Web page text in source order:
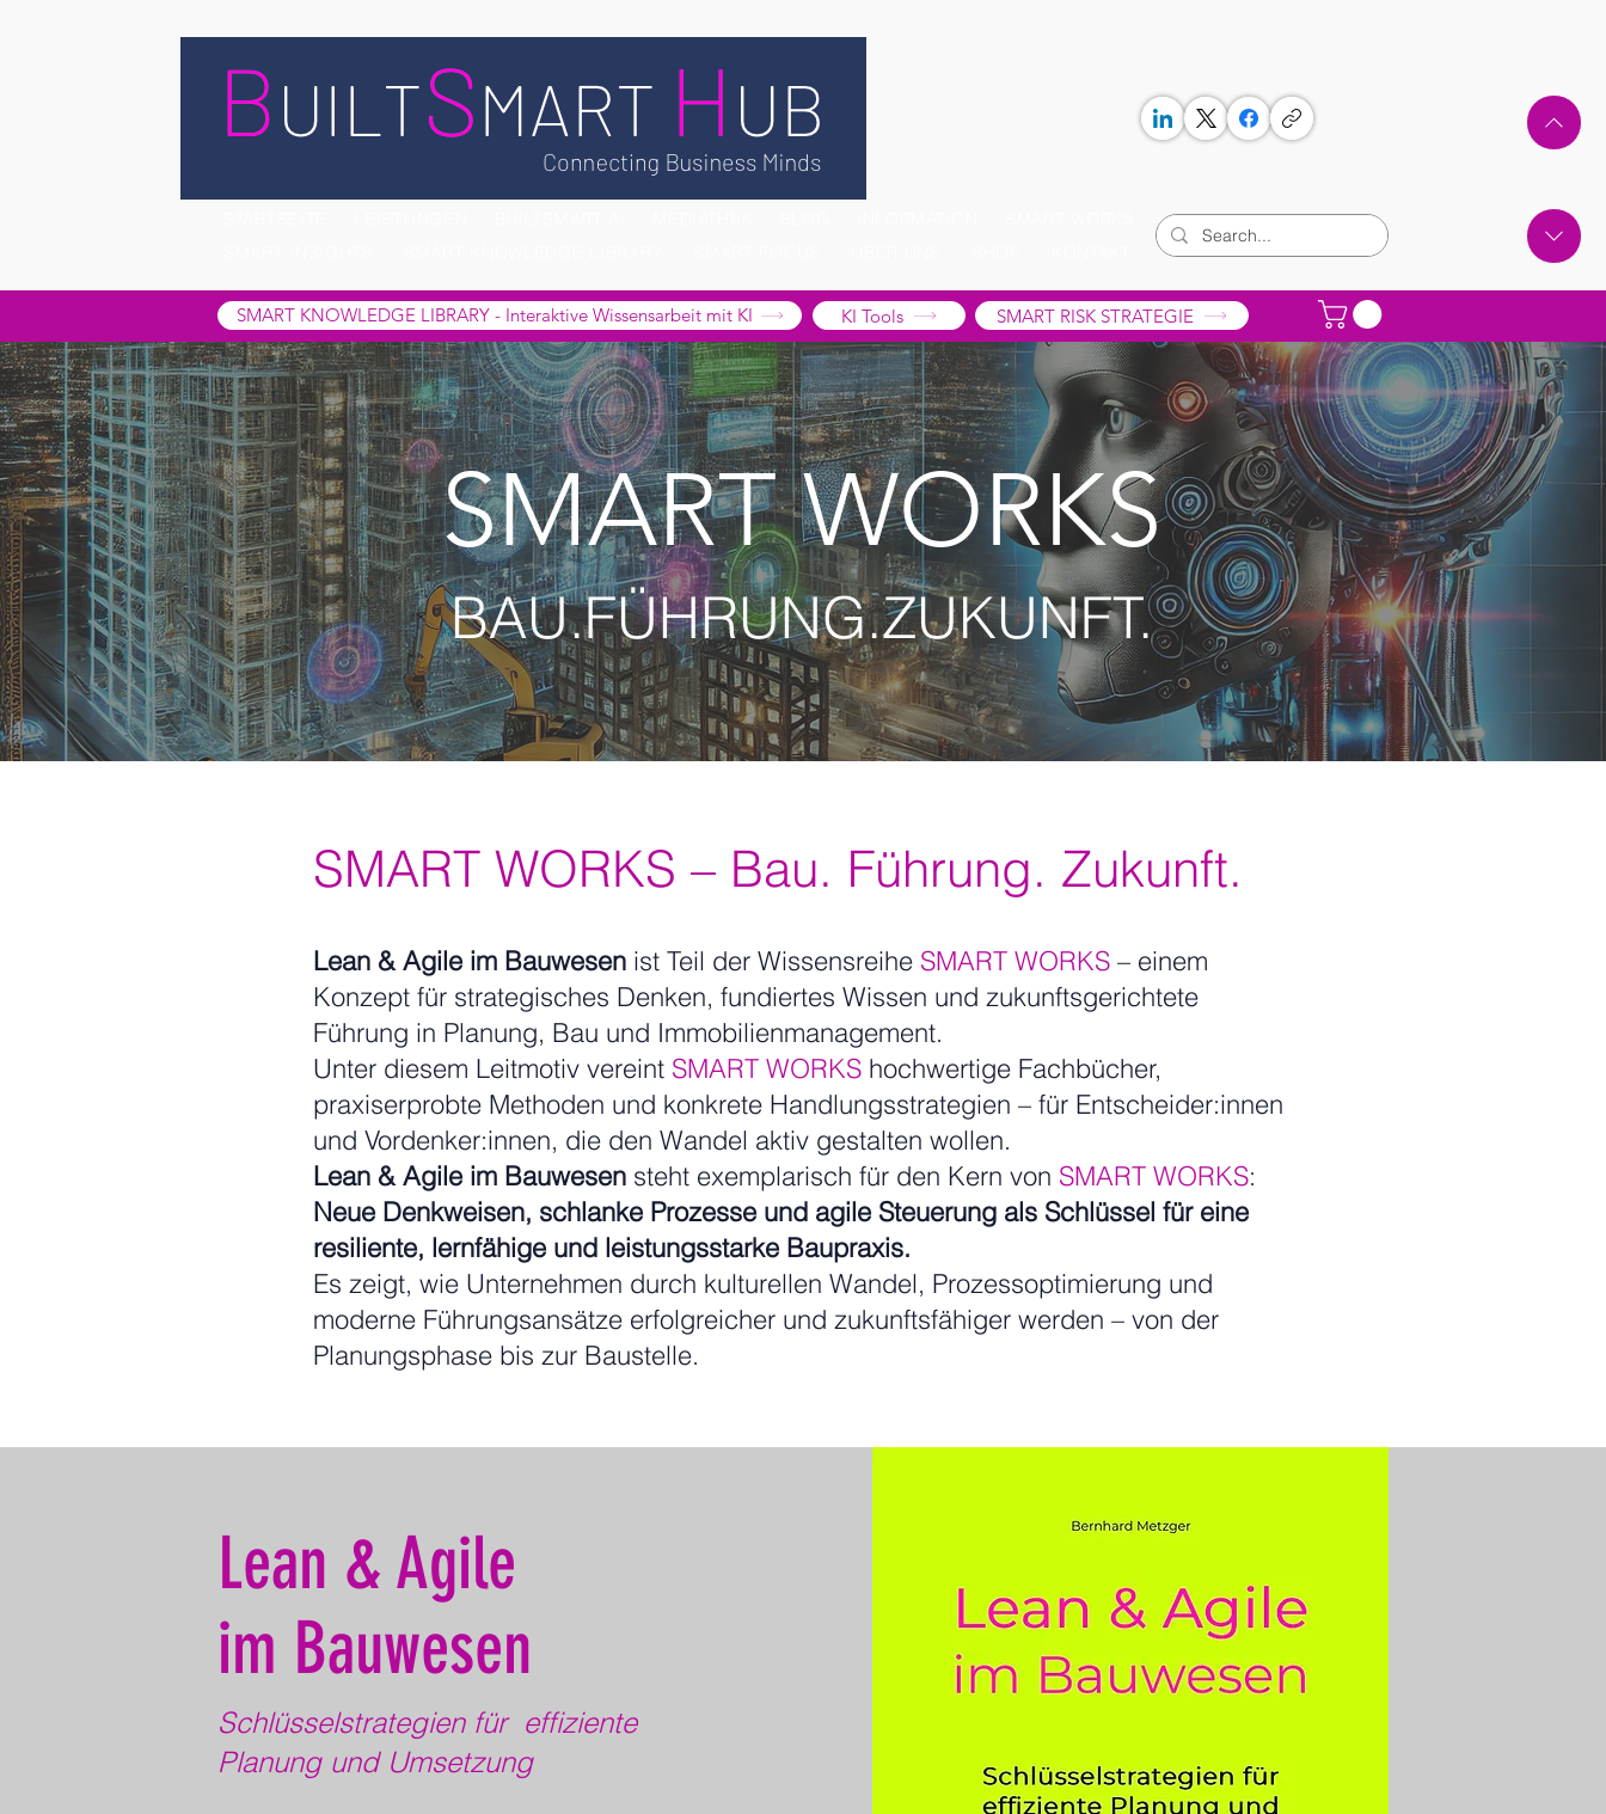
SMART KNOWLEDGE LIBRARY - Interaktive Wissensarbeit mit KI KI Tools SMART RISK STRATEGIE
SMART WORKS
BAU.FÜHRUNG.ZUKUNFT.
SMART WORKS – Bau. Führung. Zukunft.
Lean & Agile im Bauwesen ist Teil der Wissensreihe SMART WORKS – einem
Konzept für strategisches Denken, fundiertes Wissen und zukunftsgerichtete
Führung in Planung, Bau und Immobilienmanagement.
Unter diesem Leitmotiv vereint SMART WORKS hochwertige Fachbücher,
praxiserprobte Methoden und konkrete Handlungsstrategien – für Entscheider:innen
und Vordenker:innen, die den Wandel aktiv gestalten wollen.
Lean & Agile im Bauwesen steht exemplarisch für den Kern von SMART WORKS:
Neue Denkweisen, schlanke Prozesse und agile Steuerung als Schlüssel für eine
resiliente, lernfähige und leistungsstarke Baupraxis.
Es zeigt, wie Unternehmen durch kulturellen Wandel, Prozessoptimierung und
moderne Führungsansätze erfolgreicher und zukunftsfähiger werden – von der
Planungsphase bis zur Baustelle.
Lean & Agile
im Bauwesen
Schlüsselstrategien für effiziente
Planung und Umsetzung